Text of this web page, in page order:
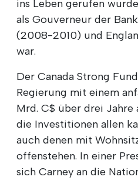
ins Leben gerufen
als Gouverneur der
(2008-2010) und
war.
Der Canada Strong
Regierung mit einem
Mrd. C$ über drei
die Investitionen allen
auch denen mit
offenstehen. In einer
sich Carney an die